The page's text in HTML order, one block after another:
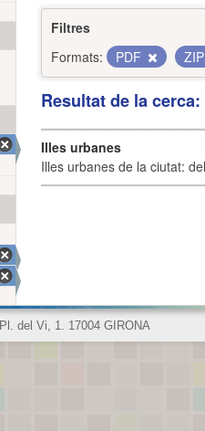
Filtres
Formats:
PDF
Resultat de la
Illes urbanes
Illes urbanes de la ciutat:
Pl. del Vi, 1. 17004 GIRONA